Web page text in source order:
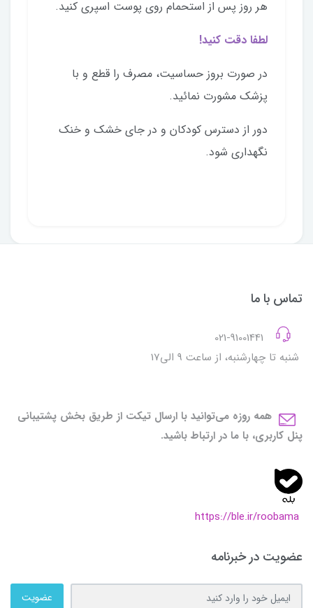
هر روز پس از استحمام روی پوست اسپری کنید.
لطفا دقت کنید!
در صورت بروز حساسیت، مصرف را قطع و با
پزشک مشورت نمائید.
دور از دسترس کودکان و در جای خشک و خنک
نگهداری شود.
تماس با ما
شنبه تا چهارشنبه، از ساعت 9 الی17
همه روزه می‌توانید با ارسال تیکت از طریق بخش پشتیبانی
پنل کاربری، با ما در ارتباط باشید.
https://ble.ir/roobama
عضویت در خبرنامه
عضویت